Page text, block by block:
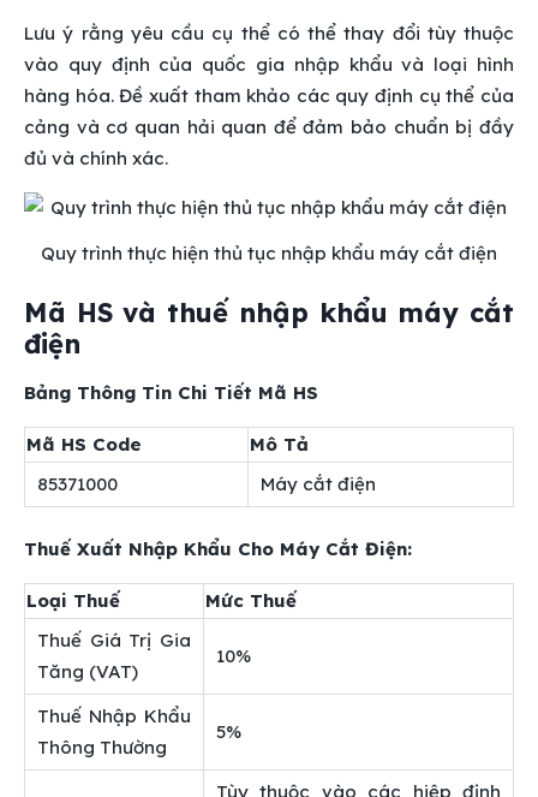
Lưu ý rằng yêu cầu cụ thể có thể thay đổi tùy thuộc
vào quy định của quốc gia nhập khẩu và loại hình
hàng hóa. Đề xuất tham khảo các quy định cụ thể của
cảng và cơ quan hải quan để đảm bảo chuẩn bị đầy
đủ và chính xác.
Quy trình thực hiện thủ tục nhập khẩu máy cắt điện
Mã HS và thuế nhập khẩu máy cắt
điện
Bảng Thông Tin Chi Tiết Mã HS
Mã HS Code
Mô Tả
85371000
Máy cắt điện
Thuế Xuất Nhập Khẩu Cho Máy Cắt Điện:
Loại Thuế
Mức Thuế
Thuế Giá Trị Gia
Tăng (VAT)
10%
Thuế Nhập Khẩu
Thông Thường
5%
Tùy thuộc vào các hiệp định